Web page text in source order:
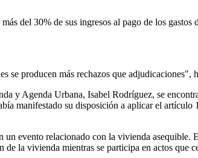
del 30% de sus ingresos al pago de los gastos
se producen más rechazos que adjudicaciones",
y Agenda Urbana, Isabel Rodríguez, se
manifestado su disposición a aplicar el artículo
evento relacionado con la vivienda asequible.
la vivienda mientras se participa en actos que